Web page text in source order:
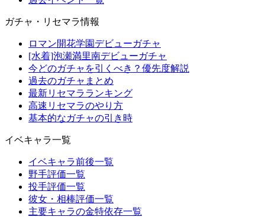
ガチャ・リセマラ情報
ロマン開花学園デビューガチャ
[水着]泡瀬満里南デビューガチャ
今どのガチャを引くべき？優先度解説
過去のガチャまとめ
最新リセマラランキング
高速リセマラのやり方
基本的なガチャの引き時
イベキャラ一覧
イベキャラ前後一覧
野手評価一覧
投手評価一覧
彼女・相棒評価一覧
主要キャラの金特依存一覧